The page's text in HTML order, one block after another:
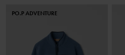
PO.P ADVENTURE